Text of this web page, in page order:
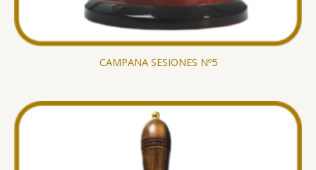
CAMPANA SESIONES Nº5